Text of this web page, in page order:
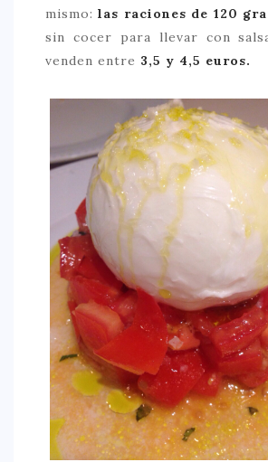
BEAUTY
CONOCIENDO A …
HEALTHY
SELECCIONES MESADE2
MAPA
POR SUS BAÑOS…
CONTACTO
mismo:las raciones de 120
sin cocer para llevar con
venden entre 3,5 y 4,5 euros.